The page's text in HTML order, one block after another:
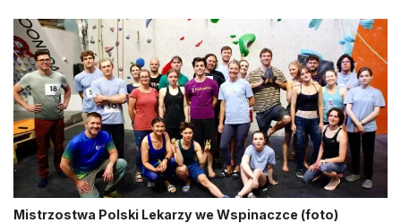
Mistrzostwa Polski Lekarzy we Wspinaczce (foto)